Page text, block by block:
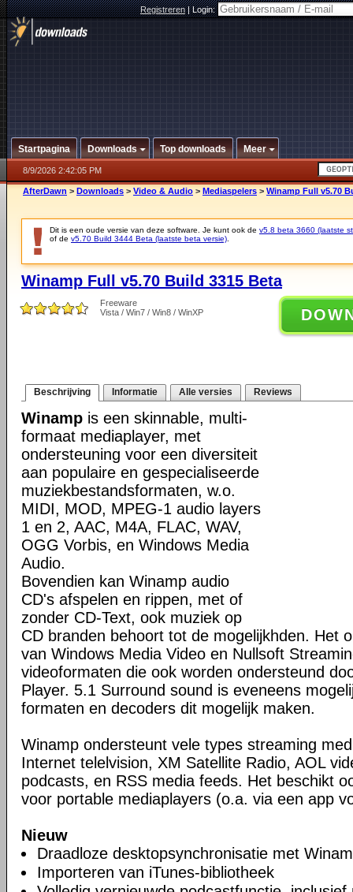
Registreren|Login:
Startpagina Downloads Top downloads Meer
8/9/2026 2:42:05 PM
AfterDawn > Downloads > Video & Audio > Mediaspelers > Winamp Full v5.70
Dit is een oude versie van deze software. Je kunt ook de v5.8 beta 3660 (laatste
of de v5.70 Build 3444 Beta (laatste beta versie)
Winamp Full v5.70 Build 3315 Beta
Freeware
Vista / Win7 / Win8 / WinXP
Beschrijving Informatie Alle versies Reviews
Winamp is een skinnable, multi-
formaat mediaplayer, met
ondersteuning voor een diversiteit
aan populaire en gespecialiseerde
muziekbestandsformaten, w.o.
MIDI, MOD, MPEG-1 audio layers
1 en 2, AAC, M4A, FLAC, WAV,
OGG Vorbis, en Windows Media
Audio.
Bovendien kan Winamp audio
CD's afspelen en rippen, met of
zonder CD-Text, ook muziek op
CD branden behoort tot de mogelijkhden. Het
van Windows Media Video en Nullsoft
videoformaten die ook worden ondersteund
Player. 5.1 Surround sound is eveneens
formaten en decoders dit mogelijk maken.
Winamp ondersteunt vele types streaming
Internet telelvision, XM Satellite Radio, AOL
podcasts, en RSS media feeds. Het beschikt
voor portable mediaplayers (o.a. via een app
Nieuw
Draadloze desktopsynchronisatie met
Importeren van iTunes-bibliotheek